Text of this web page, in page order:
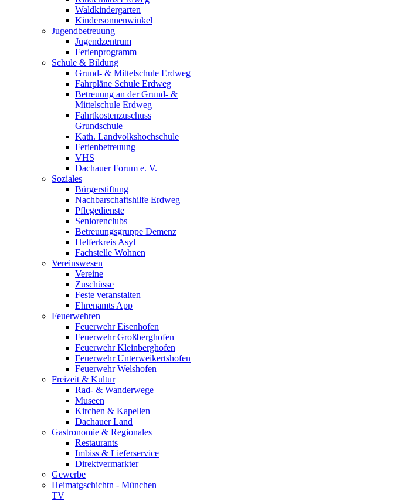
Waldkindergarten
Kindersonnenwinkel
Jugendbetreuung
Jugendzentrum
Ferienprogramm
Schule & Bildung
Grund- & Mittelschule Erdweg
Fahrpläne Schule Erdweg
Betreuung an der Grund- &
Mittelschule Erdweg
Fahrtkostenzuschuss
Grundschule
Kath. Landvolkshochschule
Ferienbetreuung
VHS
Dachauer Forum e. V.
Soziales
Bürgerstiftung
Nachbarschaftshilfe Erdweg
Pflegedienste
Seniorenclubs
Betreuungsgruppe Demenz
Helferkreis Asyl
Fachstelle Wohnen
Vereinswesen
Vereine
Zuschüsse
Feste veranstalten
Ehrenamts App
Feuerwehren
Feuerwehr Eisenhofen
Feuerwehr Großberghofen
Feuerwehr Kleinberghofen
Feuerwehr Unterweikertshofen
Feuerwehr Welshofen
Freizeit & Kultur
Rad- & Wanderwege
Museen
Kirchen & Kapellen
Dachauer Land
Gastronomie & Regionales
Restaurants
Imbiss & Lieferservice
Direktvermarkter
Gewerbe
Heimatgschichtn - München
TV